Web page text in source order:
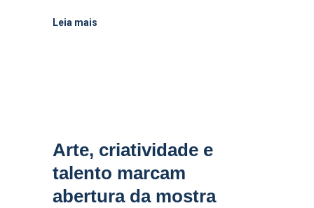
Leia mais
Arte, criatividade e
talento marcam
abertura da mostra